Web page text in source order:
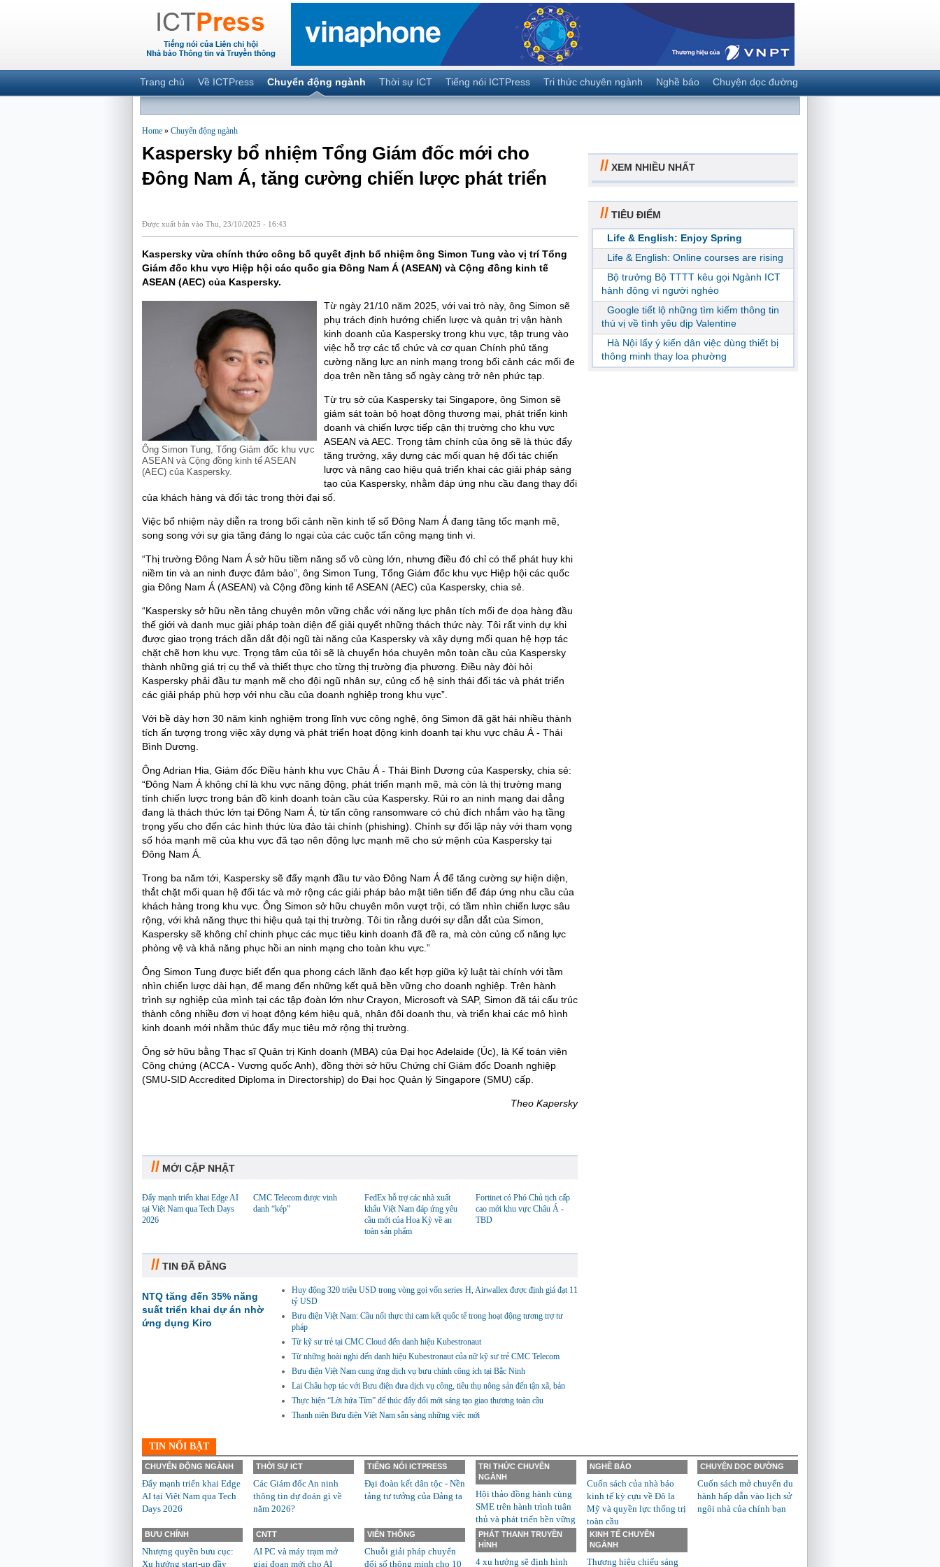
Trang chủ Về ICTPress Chuyển động ngành Thời sự ICT Tiếng nói ICTPress Tri thức chuyên ngành Nghề báo Chuyện dọc đường
Home » Chuyển động ngành
Kaspersky bổ nhiệm Tổng Giám đốc mới cho
Đông Nam Á, tăng cường chiến lược phát triển
Được xuất bản vào Thu, 23/10/2025 - 16:43
Kaspersky vừa chính thức công bố quyết định bổ nhiệm ông Simon Tung vào vị trí Tổng
Giám đốc khu vực Hiệp hội các quốc gia Đông Nam Á (ASEAN) và Cộng đồng kinh tế
ASEAN (AEC) của Kaspersky.
Ông Simon Tung, Tổng Giám đốc khu vực
ASEAN và Cộng đồng kinh tế ASEAN
(AEC) của Kaspersky.
Từ ngày 21/10 năm 2025, với vai trò này, ông Simon sẽ
phụ trách định hướng chiến lược và quản trị vận hành
kinh doanh của Kaspersky trong khu vực, tập trung vào
việc hỗ trợ các tổ chức và cơ quan Chính phủ tăng
cường năng lực an ninh mạng trong bối cảnh các mối đe
dọa trên nền tảng số ngày càng trở nên phức tạp.
Từ trụ sở của Kaspersky tại Singapore, ông Simon sẽ
giám sát toàn bộ hoạt động thương mại, phát triển kinh
doanh và chiến lược tiếp cận thị trường cho khu vực
ASEAN và AEC. Trọng tâm chính của ông sẽ là thúc đẩy
tăng trưởng, xây dựng các mối quan hệ đối tác chiến
lược và nâng cao hiệu quả triển khai các giải pháp sáng
tạo của Kaspersky, nhằm đáp ứng nhu cầu đang thay đổi
của khách hàng và đối tác trong thời đại số.
Việc bổ nhiệm này diễn ra trong bối cảnh nền kinh tế số Đông Nam Á đang tăng tốc mạnh mẽ,
song song với sự gia tăng đáng lo ngại của các cuộc tấn công mạng tinh vi.
“Thị trường Đông Nam Á sở hữu tiềm năng số vô cùng lớn, nhưng điều đó chỉ có thể phát huy khi
niềm tin và an ninh được đảm bảo”, ông Simon Tung, Tổng Giám đốc khu vực Hiệp hội các quốc
gia Đông Nam Á (ASEAN) và Cộng đồng kinh tế ASEAN (AEC) của Kaspersky, chia sẻ.
“Kaspersky sở hữu nền tảng chuyên môn vững chắc với năng lực phân tích mối đe dọa hàng đầu
thế giới và danh mục giải pháp toàn diện để giải quyết những thách thức này. Tôi rất vinh dự khi
được giao trọng trách dẫn dắt đội ngũ tài năng của Kaspersky và xây dựng mối quan hệ hợp tác
chặt chẽ hơn khu vực. Trọng tâm của tôi sẽ là chuyển hóa chuyên môn toàn cầu của Kaspersky
thành những giá trị cụ thể và thiết thực cho từng thị trường địa phương. Điều này đòi hỏi
Kaspersky phải đầu tư mạnh mẽ cho đội ngũ nhân sự, củng cố hệ sinh thái đối tác và phát triển
các giải pháp phù hợp với nhu cầu của doanh nghiệp trong khu vực”.
Với bề dày hơn 30 năm kinh nghiệm trong lĩnh vực công nghệ, ông Simon đã gặt hái nhiều thành
tích ấn tượng trong việc xây dựng và phát triển hoạt động kinh doanh tại khu vực châu Á - Thái
Bình Dương.
Ông Adrian Hia, Giám đốc Điều hành khu vực Châu Á - Thái Bình Dương của Kaspersky, chia sẻ:
“Đông Nam Á không chỉ là khu vực năng động, phát triển mạnh mẽ, mà còn là thị trường mang
tính chiến lược trong bản đồ kinh doanh toàn cầu của Kaspersky. Rủi ro an ninh mạng dai dẳng
đang là thách thức lớn tại Đông Nam Á, từ tấn công ransomware có chủ đích nhắm vào hạ tầng
trọng yếu cho đến các hình thức lừa đảo tài chính (phishing). Chính sự đối lập này với tham vọng
số hóa mạnh mẽ của khu vực đã tạo nên động lực mạnh mẽ cho sứ mệnh của Kaspersky tại
Đông Nam Á.
Trong ba năm tới, Kaspersky sẽ đẩy mạnh đầu tư vào Đông Nam Á để tăng cường sự hiện diện,
thắt chặt mối quan hệ đối tác và mở rộng các giải pháp bảo mật tiên tiến để đáp ứng nhu cầu của
khách hàng trong khu vực. Ông Simon sở hữu chuyên môn vượt trội, có tầm nhìn chiến lược sâu
rộng, với khả năng thực thi hiệu quả tại thị trường. Tôi tin rằng dưới sự dẫn dắt của Simon,
Kaspersky sẽ không chỉ chinh phục các mục tiêu kinh doanh đã đề ra, mà còn củng cố năng lực
phòng vệ và khả năng phục hồi an ninh mạng cho toàn khu vực.”
Ông Simon Tung được biết đến qua phong cách lãnh đạo kết hợp giữa kỷ luật tài chính với tầm
nhìn chiến lược dài hạn, để mang đến những kết quả bền vững cho doanh nghiệp. Trên hành
trình sự nghiệp của mình tại các tập đoàn lớn như Crayon, Microsoft và SAP, Simon đã tái cấu trúc
thành công nhiều đơn vị hoạt động kém hiệu quả, nhân đôi doanh thu, và triển khai các mô hình
kinh doanh mới nhằm thúc đẩy mục tiêu mở rộng thị trường.
Ông sở hữu bằng Thạc sĩ Quản trị Kinh doanh (MBA) của Đại học Adelaide (Úc), là Kế toán viên
Công chứng (ACCA - Vương quốc Anh), đồng thời sở hữu Chứng chỉ Giám đốc Doanh nghiệp
(SMU-SID Accredited Diploma in Directorship) do Đại học Quản lý Singapore (SMU) cấp.
Theo Kapersky
// MỚI CẬP NHẬT
Đẩy mạnh triển khai Edge AI
tại Việt Nam qua Tech Days
2026
CMC Telecom được vinh
danh “kép”
FedEx hỗ trợ các nhà xuất
khẩu Việt Nam đáp ứng yêu
cầu mới của Hoa Kỳ về an
toàn sản phẩm
Fortinet có Phó Chủ tịch cấp
cao mới khu vực Châu Á -
TBD
// TIN ĐÃ ĐĂNG
NTQ tăng đến 35% năng
suất triển khai dự án nhờ
ứng dụng Kiro
Huy động 320 triệu USD trong vòng gọi vốn series H, Airwallex được định giá đạt 11
tỷ USD
Bưu điện Việt Nam: Cầu nối thực thi cam kết quốc tế trong hoạt động tương trợ tư
pháp
Từ kỹ sư trẻ tại CMC Cloud đến danh hiệu Kubestronaut
Từ những hoài nghi đến danh hiệu Kubestronaut của nữ kỹ sư trẻ CMC Telecom
Bưu điện Việt Nam cung ứng dịch vụ bưu chính công ích tại Bắc Ninh
Lai Châu hợp tác với Bưu điện đưa dịch vụ công, tiêu thụ nông sản đến tận xã, bản
Thực hiện “Lời hứa Tím” để thúc đẩy đổi mới sáng tạo giao thương toàn cầu
Thanh niên Bưu điện Việt Nam sẵn sàng những việc mới
// XEM NHIỀU NHẤT
// TIÊU ĐIỂM
Life & English: Enjoy Spring
Life & English: Online courses are rising
Bộ trưởng Bộ TTTT kêu gọi Ngành ICT
hành động vì người nghèo
Google tiết lộ những tìm kiếm thông tin
thú vị về tình yêu dịp Valentine
Hà Nội lấy ý kiến dân việc dùng thiết bị
thông minh thay loa phường
TIN NỔI BẬT
CHUYỂN ĐỘNG NGÀNH
Đẩy mạnh triển khai Edge
AI tại Việt Nam qua Tech
Days 2026
THỜI SỰ ICT
Các Giám đốc An ninh
thông tin dự đoán gì về
năm 2026?
TIẾNG NÓI ICTPRESS
Đại đoàn kết dân tộc - Nền
tảng tư tưởng của Đảng ta
TRI THỨC CHUYÊN
NGÀNH
Hội thảo đồng hành cùng
SME trên hành trình tuân
thủ và phát triển bền vững
NGHỀ BÁO
Cuốn sách của nhà báo
kinh tế kỳ cựu về Đô la
Mỹ và quyền lực thống trị
toàn cầu
CHUYỆN DỌC ĐƯỜNG
Cuốn sách mở chuyến du
hành hấp dẫn vào lịch sử
ngôi nhà của chính bạn
BƯU CHÍNH
Nhượng quyền bưu cục:
Xu hướng start-up đầy
CNTT
AI PC và máy trạm mở
giai đoạn mới cho AI
VIỄN THÔNG
Chuỗi giải pháp chuyển
đổi số thông minh cho 10
PHÁT THANH TRUYỀN
HÌNH
4 xu hướng sẽ định hình
KINH TẾ CHUYÊN
NGÀNH
Thương hiệu chiếu sáng